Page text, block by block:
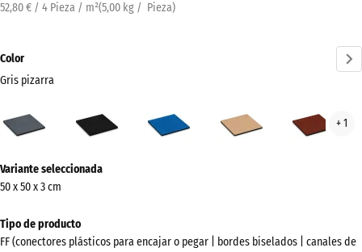
52,80 € / 4 Pieza / m²(5,00 kg / Pieza)
Color
Gris pizarra
pizarra
arena
+ 1
información
sobre
los
colores?
Variante seleccionada
50 x 50 x 3 cm
Tipo de producto
FF (conectores plásticos para encajar o pegar | bordes biselados | canales de